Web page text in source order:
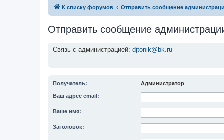
К списку форумов Отправить сообщение
Отправить сообщение
Связь с администрацией: djtonik@bk.ru
Получатель: Администратор
Ваш адрес email:
Ваше имя:
Заголовок: